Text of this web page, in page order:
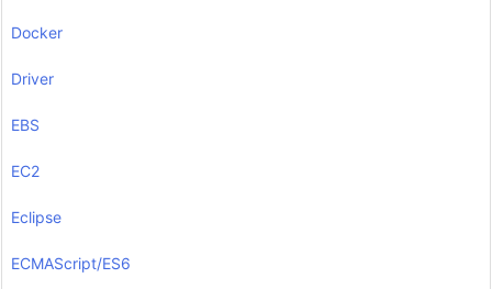
Docker
Driver
EBS
EC2
Eclipse
ECMAScript/ES6